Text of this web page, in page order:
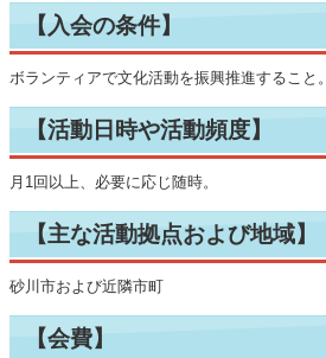
【入会の条件】
ボランティアで文化活動を振興推進すること。
【活動日時や活動頻度】
月1回以上、必要に応じ随時。
【主な活動拠点および地域】
砂川市および近隣市町
【会費】